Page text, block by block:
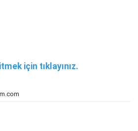
için tıklayınız.